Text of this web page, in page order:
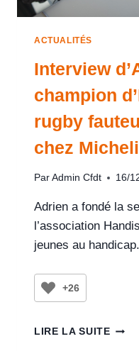
ACTUALITÉS
Interview
champion
rugby
chez
Par Admin Cfdt 16/
Adrien a fondé la
l’association
jeunes au
+26
LIRE LA SUITE